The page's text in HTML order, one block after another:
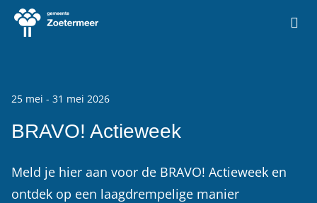
Ga naar de homepage van Vrije Tijd Zoetermeer
25 mei - 31 mei 2026
BRAVO! Actieweek
Meld je hier aan voor de BRAVO! Actieweek en
ontdek op een laagdrempelige manier